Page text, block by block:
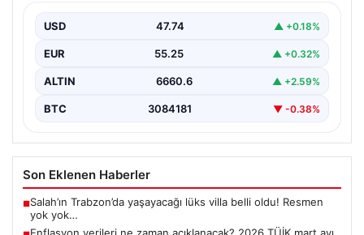
USD 47.74 ▲ +0.18%
EUR 55.25 ▲ +0.32%
ALTIN 6660.6 ▲ +2.59%
BTC 3084181 ▼ -0.38%
Son Eklenen Haberler
■Salah’ın Trabzon’da yaşayacağı lüks villa belli oldu! Resmen
yok yok…